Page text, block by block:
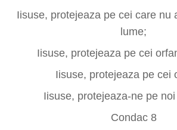
Iisuse, protejeaza pe cei care nu
lume;
Iisuse, protejeaza pe cei
Iisuse, protejeaza pe cei
Iisuse, protejeaza-ne pe
Condac 8